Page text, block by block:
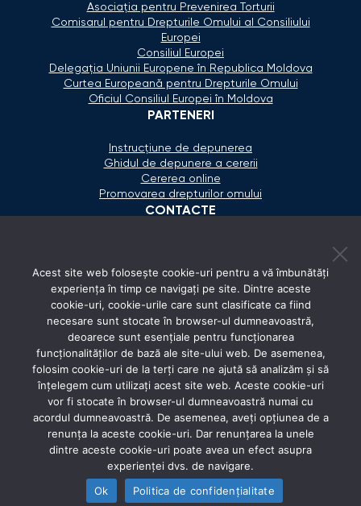
Asociaţia pentru Prevenirea Torturii
Comisarul pentru Drepturile Omului al Consiliului
Europei
Consiliul Europei
Delegaţia Uniunii Europene în Republica Moldova
Curtea Europeană pentru Drepturile Omului
Oficiul Consiliul Europei în Moldova
PARTENERI
Instrucțiune de depunerea
Ghidul de depunere a cererii
Cererea online
Promovarea drepturilor omului
CONTACTE
secretariat@ombudsman.md
Strada Calea Ieşilor 11/3, Chişinău
Luni - Vineri: 08:00 - 17:00
REȚELE SOCIALE
© 2026 Avocatul Poporului Ombudsman. All rights
Acest site web folosește cookie-uri pentru a vă îmbunătăți
experiența în timp ce navigați pe site. Dintre aceste
cookie-uri, cookie-urile care sunt clasificate ca fiind
necesare sunt stocate în browser-ul dumneavoastră,
deoarece sunt esențiale pentru funcționarea
funcționalităților de bază ale site-ului web. De asemenea,
folosim cookie-uri de la terți care ne ajută să analizăm și să
înțelegem cum utilizați acest site web. Aceste cookie-uri
vor fi stocate în browser-ul dumneavoastră numai cu
acordul dumneavoastră. De asemenea, aveți opțiunea de a
renunța la aceste cookie-uri. Dar renunțarea la unele
dintre aceste cookie-uri poate avea un efect asupra
experienței dvs. de navigare.
Ok
Politica de confidențialitate